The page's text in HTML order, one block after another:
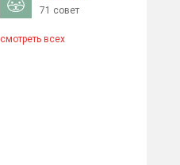
71 совет
смотреть всех